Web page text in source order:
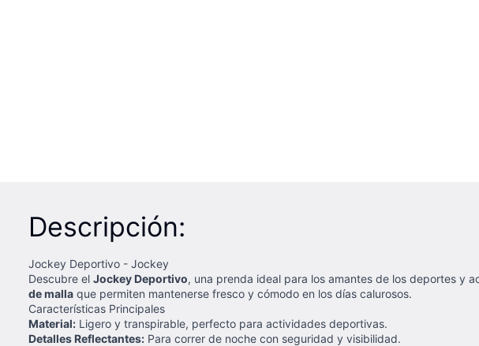
Descripción:
Jockey Deportivo - Jockey
Descubre el Jockey Deportivo, una prenda ideal para los amantes de los deportes y
de malla que permiten mantenerse fresco y cómodo en los días calurosos.
Características Principales
Material: Ligero y transpirable, perfecto para actividades deportivas.
Detalles Reflectantes: Para correr de noche con seguridad y visibilidad.